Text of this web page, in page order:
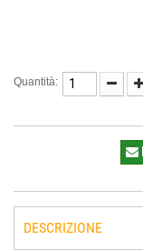
Quantità:
DESCRIZIONE